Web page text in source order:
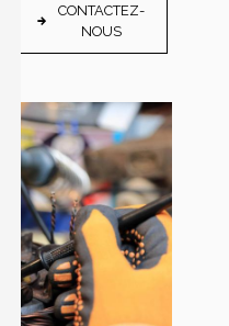
CONTACTEZ-
NOUS